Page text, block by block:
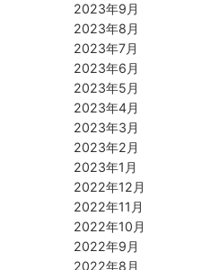
2023年9月
2023年8月
2023年7月
2023年6月
2023年5月
2023年4月
2023年3月
2023年2月
2023年1月
2022年12月
2022年11月
2022年10月
2022年9月
2022年8月